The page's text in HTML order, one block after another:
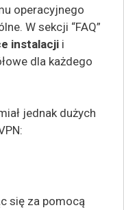
operacyjnego
W sekcji “FAQ”
instalacji i
dla każdego
jednak dużych
się za pomocą